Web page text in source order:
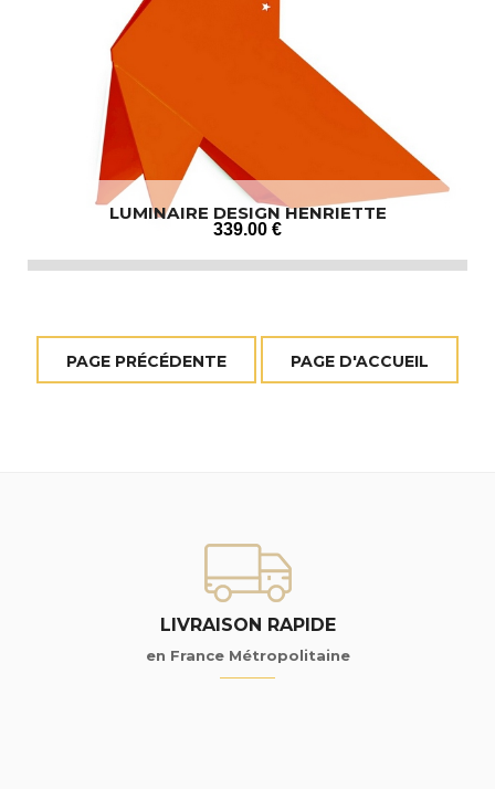
LUMINAIRE DESIGN HENRIETTE
339.00 €
LIVRAISON RAPIDE
en France Métropolitaine